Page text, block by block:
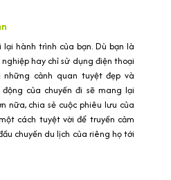
hành trình của bạn. Dù bạn là
hay chỉ sử dụng điện thoại
những cảnh quan tuyệt đẹp và
của chuyến đi sẽ mang lại
nữa, chia sẻ cuộc phiêu lưu của
cách tuyệt vời để truyền cảm
chuyến du lịch của riêng họ tới